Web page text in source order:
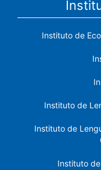
Instituto de
Instituto de
Instituto de
Instituto